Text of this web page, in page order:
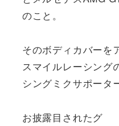
のこと。
そのボディカバーを
スマイルレーシング
シングミクサポータ
お披露目されたグ